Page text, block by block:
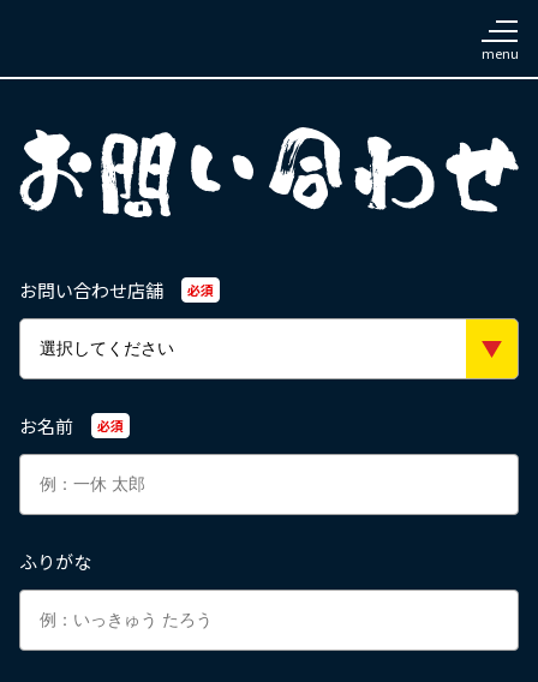
お問い合わせ店舗 必須
お名前 必須
ふりがな